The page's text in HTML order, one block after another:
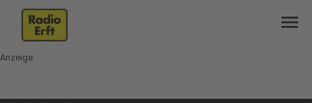
menu
Anzeige